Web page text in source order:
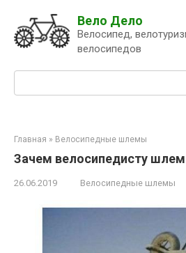
контенту
Вело Дело
Велосипед,
велосипедов
Главная » Велосипедные шлемы
Зачем велосипедисту шлем
26.06.2019 Велосипедные шлемы